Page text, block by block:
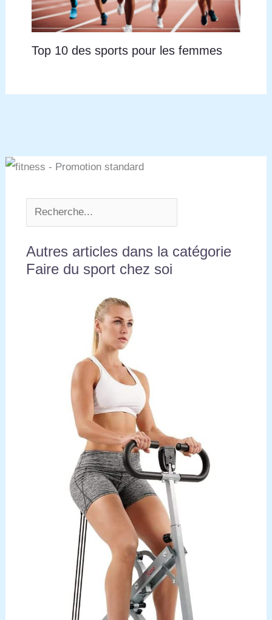
Top 10 des sports pour les femmes
Autres articles dans la catégorie
Faire du sport chez soi